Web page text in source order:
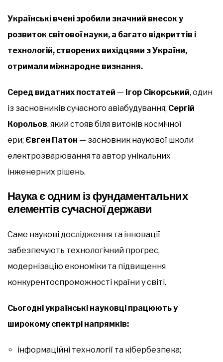
Українські вчені зробили значний внесок у
розвиток світової науки, а багато відкриттів і
технологій, створених вихідцями з України,
отримали міжнародне визнання.
Серед видатних постатей — Ігор Сікорський, один
із засновників сучасного авіабудування; Сергій
Корольов, який стояв біля витоків космічної
ери; Євген Патон — засновник наукової школи
електрозварювання та автор унікальних
інженерних рішень.
Наука є одним із фундаментальних
елементів сучасної держави
Саме наукові дослідження та інновації
забезпечують технологічний прогрес,
модернізацію економіки та підвищення
конкурентоспроможності країни у світі.
Сьогодні українські науковці працюють у
широкому спектрі напрямків:
інформаційні технології та кібербезпека;